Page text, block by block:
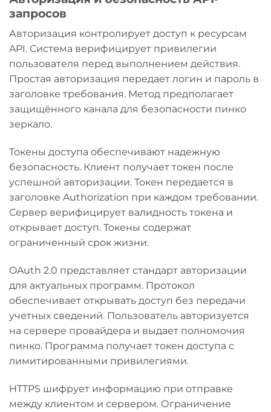
запросов
Авторизация контролирует доступ к ресурсам
API. Система верифицирует привилегии
пользователя перед выполнением действия.
Простая авторизация передает логин и пароль в
заголовке требования. Метод предполагает
защищённого канала для безопасности пинко
зеркало.
Токены доступа обеспечивают надежную
безопасность. Клиент получает токен после
успешной авторизации. Токен передается в
заголовке Authorization при каждом требовании.
Сервер верифицирует валидность токена и
открывает доступ. Токены содержат
ограниченный срок жизни.
OAuth 2.0 представляет стандарт авторизации
для актуальных программ. Протокол
обеспечивает открывать доступ без передачи
учетных сведений. Пользователь авторизуется
на сервере провайдера и выдает полномочия
пинко. Программа получает токен доступа с
лимитированными привилегиями.
HTTPS шифрует информацию при отправке
между клиентом и сервером. Ограничение